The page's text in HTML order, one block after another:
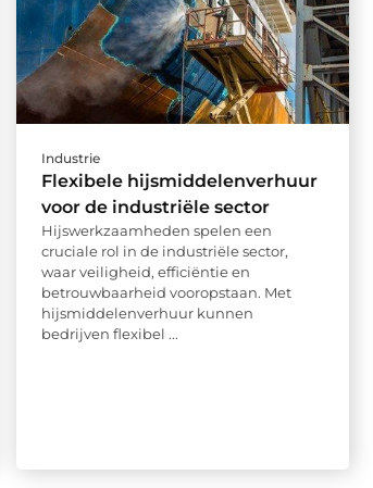
Industrie
Flexibele hijsmiddelenverhuur
voor de industriële sector
Hijswerkzaamheden spelen een
cruciale rol in de industriële sector,
waar veiligheid, efficiëntie en
betrouwbaarheid vooropstaan. Met
hijsmiddelenverhuur kunnen
bedrijven flexibel ...